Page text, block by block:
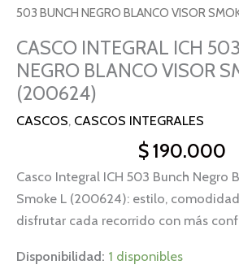
503 BUNCH NEGRO BLANCO VISOR
CASCO INTEGRAL ICH
NEGRO BLANCO VISOR
(200624)
CASCOS, CASCOS INTEGRALES
$190.000
Casco Integral ICH 503 Bunch Negro
Smoke L (200624): estilo,
disfrutar cada recorrido con más
Disponibilidad: 1 disponibles